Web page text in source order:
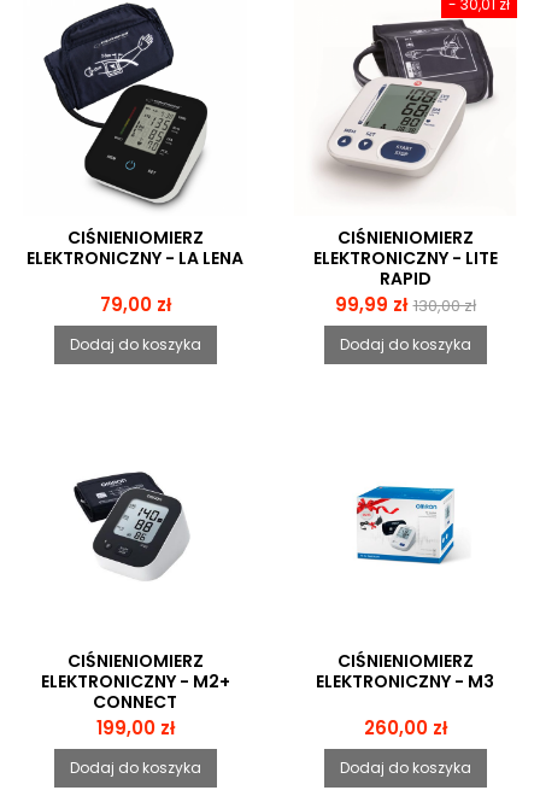
CIŚNIENIOMIERZ
ELEKTRONICZNY - LA LENA
Cena
79,00 zł
Dodaj do koszyka
- 30,01 zł
CIŚNIENIOMIERZ
ELEKTRONICZNY - LITE
RAPID
Cena
99,99 zł Cena
podstawowa
130,00 zł
Dodaj do koszyka
CIŚNIENIOMIERZ
ELEKTRONICZNY - M2+
CONNECT
Cena
199,00 zł
Dodaj do koszyka
CIŚNIENIOMIERZ
ELEKTRONICZNY - M3
Cena
260,00 zł
Dodaj do koszyka